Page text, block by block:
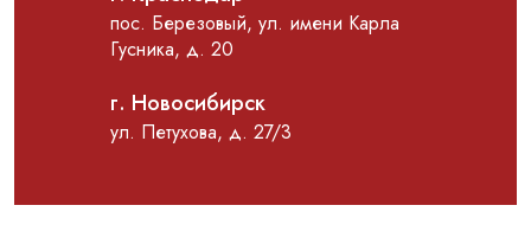
пос. Березовый, ул. имени Карла
Гусника, д. 20
г. Новосибирск
ул. Петухова, д. 27/3